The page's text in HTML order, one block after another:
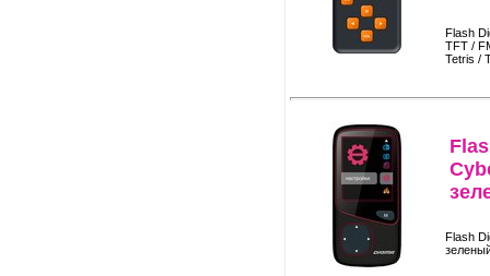
Flash
TFT /
Tetris /
Flash